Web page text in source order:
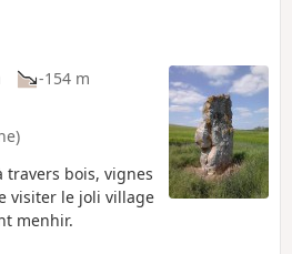
-154 m
travers bois, vignes
visiter le joli village
menhir.